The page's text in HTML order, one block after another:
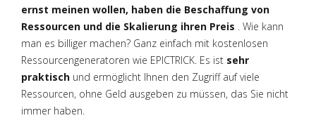
ernst meinen wollen, haben die Beschaffung von
Ressourcen und die Skalierung ihren Preis . Wie kann
man es billiger machen? Ganz einfach mit kostenlosen
Ressourcengeneratoren wie EPICTRICK. Es ist sehr
praktisch und ermöglicht Ihnen den Zugriff auf viele
Ressourcen, ohne Geld ausgeben zu müssen, das Sie nicht
immer haben.